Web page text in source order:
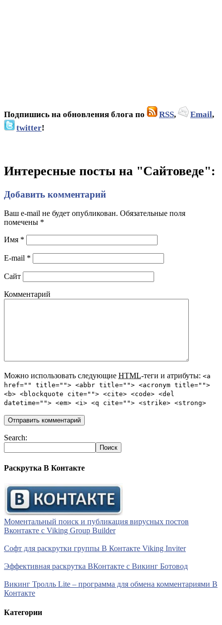
Подпишись на обновления блога по RSS, Email,
twitter!
Интересные посты на "Сайтоведе":
Добавить комментарий
Ваш e-mail не будет опубликован. Обязательные поля
помечены *
Имя *
E-mail *
Сайт
Комментарий
Можно использовать следующие HTML-теги и атрибуты: <a
href="" title=""> <abbr title=""> <acronym title="">
<b> <blockquote cite=""> <cite> <code> <del
datetime=""> <em> <i> <q cite=""> <strike> <strong>
Search:
Раскрутка В Контакте
Моментальный поиск и публикация вирусных постов
Вконтакте с Viking Group Builder
Софт для раскрутки группы В Контакте Viking Inviter
Эффективная раскрутка ВКонтакте с Викинг Ботовод
Викинг Тролль Lite – программа для обмена комментариями В
Контакте
Категории